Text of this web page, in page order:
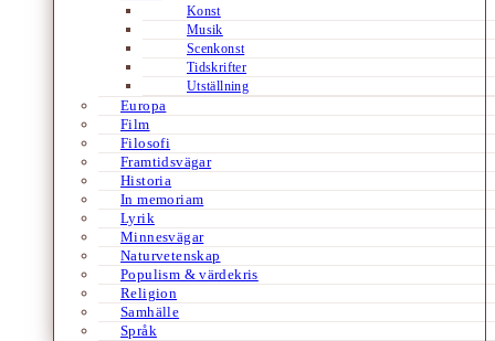
Konst
Musik
Scenkonst
Tidskrifter
Utställning
Europa
Film
Filosofi
Framtidsvägar
Historia
In memoriam
Lyrik
Minnesvägar
Naturvetenskap
Populism & värdekris
Religion
Samhälle
Språk